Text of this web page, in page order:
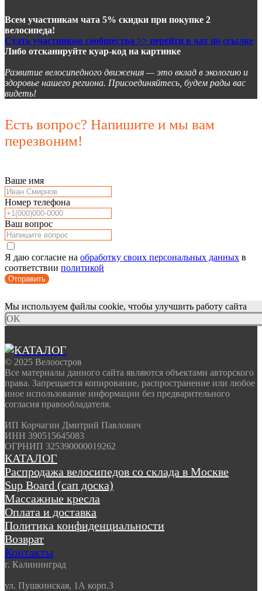
Всем участникам чата 5% скидки при покупке 2
велосипеда!
Стать участником сообщества >> перейти в чат по ссылке
Либо отсканируйте куар-код на картинке
Развитие велосипедного движения — это вклад в экологию и
здоровье нашего региона. Присоединяйтесь, будем рады вас
видеть!
Есть вопрос? Напишите и мы вам
перезвоним!
Ваше имя
Номер телефона
Ваш вопрос
Я даю согласие на обработку своих персональных данных в
соответствии политикой
Отправить
Мы используем файлы cookie, чтобы улучшить работу сайта
OK
© 2025 Велоостров
Все материалы данного сайта являются объектами авторского
права. Запрещается копирование, распространение или любое
иное использование информации без предварительного
согласия правообладателя.
ИП Корчагин Дмитрий Павлович
ИНН 390515645083
ОГРНИП 325390000019262
КАТАЛОГ
Распродажа велосипедов со склада в Москве
Sup Board (сап доска)
Массажные кресла
Оплата и доставка
Политика конфиденциальности
Возврат
Контакты
г. Калининград
ул. Пушкинская, 1А корп.3